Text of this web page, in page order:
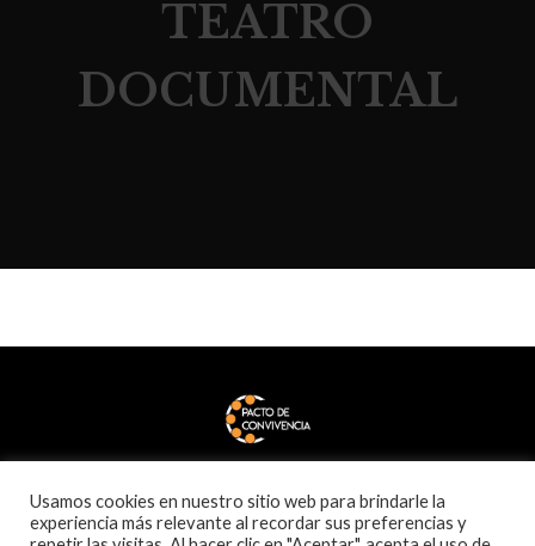
TEATRO
DOCUMENTAL
Usamos cookies en nuestro sitio web para brindarle la
experiencia más relevante al recordar sus preferencias y